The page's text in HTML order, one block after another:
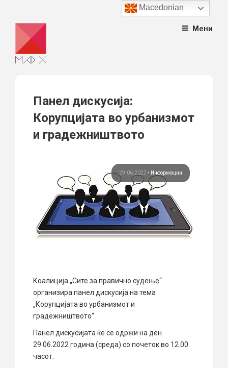
content
Мени
Панел дискусија:
Корупцијата во урбанизмот
и градежништвото
29.06.2022 • Информации
Коалиција „Сите за правично судење“
организира панел дискусија на тема
„Корупцијата во урбанизмот и
градежништвото“.
Панел дискусијата ќе се одржи на ден
29.06.2022 година (среда) со почеток во 12.00
часот.
Macedonian